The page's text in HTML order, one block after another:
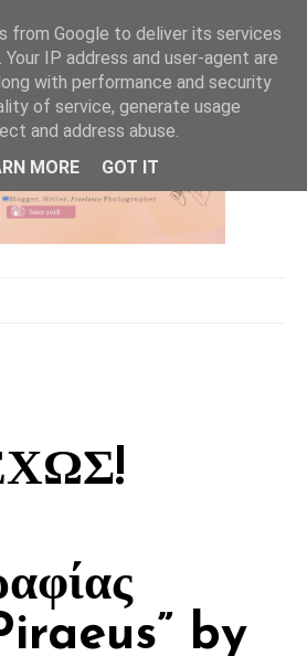
MENU
by
from Google to deliver its services
IP address and user-agent are
with performance and security
of service, generate usage
and address abuse.
MORE
GOT IT